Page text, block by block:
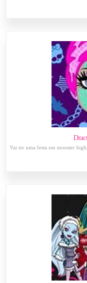
Vai ter uma festa em monster